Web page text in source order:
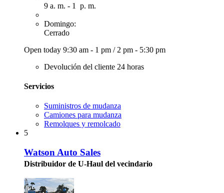
9 a. m. - 1 p. m.
Domingo:
Cerrado
Open today 9:30 am - 1 pm / 2 pm - 5:30 pm
Devolución del cliente 24 horas
Servicios
Suministros de mudanza
Camiones para mudanza
Remolques y remolcado
5
Watson Auto Sales
Distribuidor de U-Haul del vecindario